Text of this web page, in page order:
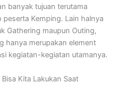
banyak tujuan terutama
Kemping. Lain halnya
Gathering maupun Outing,
hanya merupakan element
kegiatan-kegiatan utamanya.
Kita Lakukan Saat